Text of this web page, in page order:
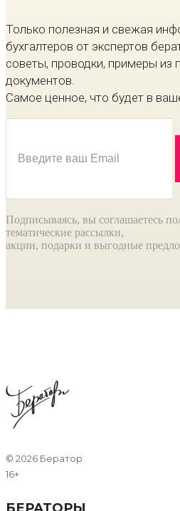
Только полезная и свежая
бухгалтеров от экспертов
советы, проводки, примеры из
документов.
Самое ценное, что будет в
Подписываясь, вы соглашаетесь
тематические рассылки,
акции, подарки и выгодные
© 2026 Бератор
16+